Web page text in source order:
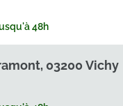
48h
03200 Vichy